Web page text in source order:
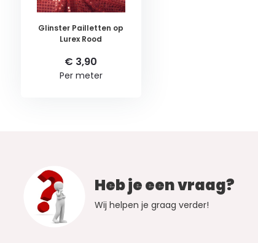
Glinster Pailletten op
Lurex Rood
€ 3,90
Per meter
Heb je een vraag?
Wij helpen je graag verder!